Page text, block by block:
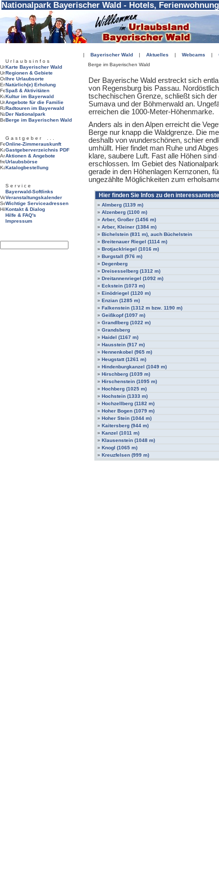
Nationalpark Bayerischer Wald - Hotels,
| Bayerischer Wald | Aktuelles | Webcams |
U r l a u b s i n f o s
Karte Bayerischer Wald
Regionen & Gebiete
Ihre Urlaubsorte
Natürlich(e) Erholung
Spaß & Aktivitäten
Kultur im Bayerwald
Angebote für die Familie
Radtouren im Bayerwald
Der Nationalpark
Berge im Bayerischen Wald
G a s t g e b e r . . .
Online-Zimmerauskunft
Gastgeberverzeichnis PDF
Aktionen & Angebote
Urlaubsbörse
Katalogbestellung
S e r v i c e
Bayerwald-Softlinks
Veranstaltungskalender
Wichtige Serviceadressen
Kontakt & Dialog
Hilfe & FAQ's
Impressum
Berge im Bayerischen Wald
Der Bayerische Wald erstreckt sich
von Regensburg bis Passau.
tschechischen Grenze, schließt sich der
Sumava und der Böhmerwald an.
erreichen die 1000-Meter-Höhenmarke.
Anders als in den Alpen erreicht die
Berge nur knapp die Waldgrenze. Die
deshalb von wunderschönen, schier
umhüllt. Hier findet man Ruhe und
klare, saubere Luft. Fast alle Höhen
erschlossen. Im Gebiet des
gerade in den Höhenlagen Kernzonen,
ungezählte Möglichkeiten zum
Hier finden Sie Infos zu den
» Almberg (1139 m)
» Alzenberg (1100 m)
» Arber, Großer (1456 m)
» Arber, Kleiner (1384 m)
» Bichelstein (831 m), auch Büchelstein
» Breitenauer Riegel (1114 m)
» Brotjacklriegel (1016 m)
» Burgstall (976 m)
» Degenberg
» Dreisesselberg (1312 m)
» Dreitannenriegel (1092 m)
» Eckstein (1073 m)
» Einödriegel (1120 m)
» Enzian (1285 m)
» Falkenstein (1312 m bzw. 1190 m)
» Geißkopf (1097 m)
» Grandlberg (1022 m)
» Grandsberg
» Haidel (1167 m)
» Hausstein (917 m)
» Hennenkobel (965 m)
» Heugstatt (1261 m)
» Hindenburgkanzel (1049 m)
» Hirschberg (1039 m)
» Hirschenstein (1095 m)
» Hochberg (1025 m)
» Hochstein (1333 m)
» Hochzellberg (1182 m)
» Hoher Bogen (1079 m)
» Hoher Stein (1044 m)
» Kaitersberg (944 m)
» Kanzel (1011 m)
» Klausenstein (1048 m)
» Knogl (1065 m)
» Kreuzfelsen (999 m)